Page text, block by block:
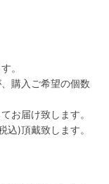
。
購入ご希望の個数
お届け致します。
)頂戴致します。